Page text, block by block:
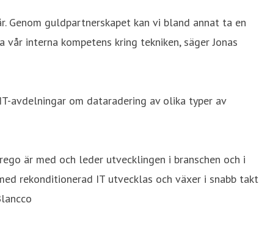
Genom guldpartnerskapet kan vi bland annat ta en
interna kompetens kring tekniken, säger Jonas
avdelningar om dataradering av olika typer av
är med och leder utvecklingen i branschen och i
rekonditionerad IT utvecklas och växer i snabb takt